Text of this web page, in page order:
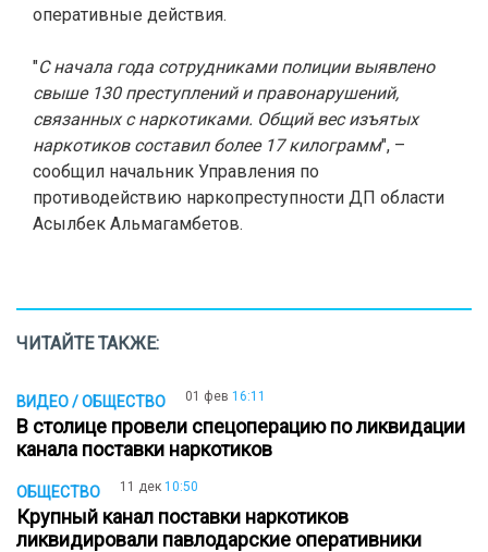
оперативные действия.
"С начала года сотрудниками полиции выявлено
свыше 130 преступлений и правонарушений,
связанных с наркотиками. Общий вес изъятых
наркотиков составил более 17 килограмм", –
сообщил начальник Управления по
противодействию наркопреступности ДП области
Асылбек Альмагамбетов.
ЧИТАЙТЕ ТАКЖЕ:
ВИДЕО / ОБЩЕСТВО 01 фев 16:11
В столице провели cпецоперацию по ликвидации
канала поставки наркотиков
ОБЩЕСТВО 11 дек 10:50
Крупный канал поставки наркотиков
ликвидировали павлодарские оперативники